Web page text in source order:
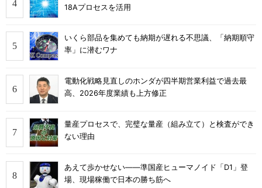
18Aプロセスを活用
いくら部品を集めても納期が遅れる不思議、「納期順守
率」に潜むワナ
電動化戦略見直しのホンダが四半期営業利益で過去最
高、2026年度業績も上方修正
量産プロセスで、完璧な量産（組み立て）と検査ができ
ない理由
あえて歩かせない――準国産ヒューマノイド「D1」登
場、現場稼働で日本の勝ち筋へ